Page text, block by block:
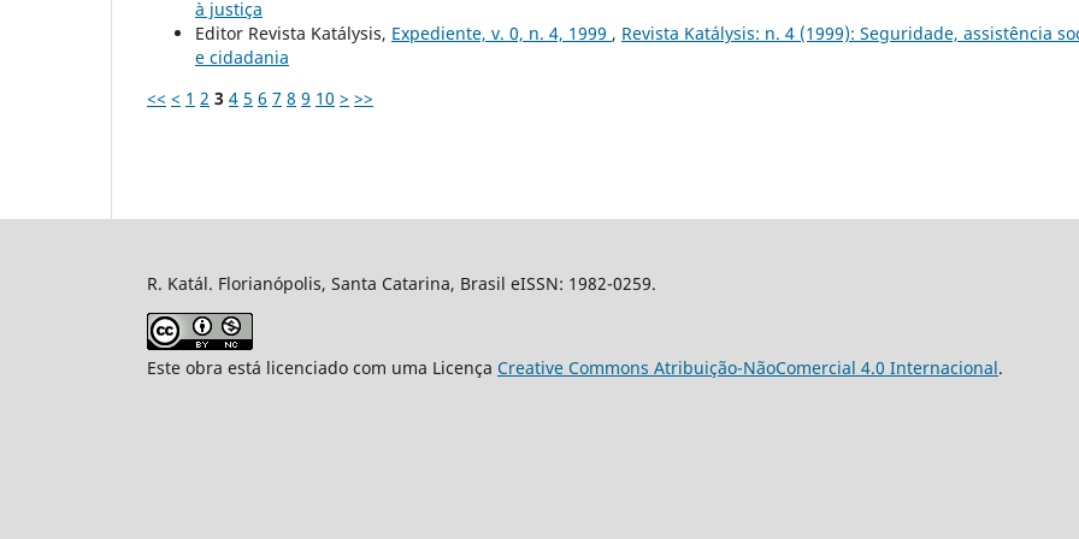
à justiça
Editor Revista Katálysis, Expediente, v. 0, n. 4, 1999 , Revista Katálysis: n. 4 (1999): Seguridade, assistência
e cidadania
<< < 1 2 3 4 5 6 7 8 9 10 > >>
R. Katál. Florianópolis, Santa Catarina, Brasil eISSN: 1982-0259.
Este obra está licenciado com uma Licença Creative Commons Atribuição-NãoComercial 4.0 Internacional.